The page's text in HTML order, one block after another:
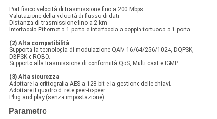
Port fisico velocità di trasmissione fino a 200 Mbps.
Valutazione della velocità di flusso di dati
Distanza di trasmissione fino a 2 km
Interfaccia Ethernet a 1 porta e interfaccia a coppia tortuosa a 1 porta
(2) Alta compatibilità
Supporta la tecnologia di modulazione QAM 16/64/256/1024, DQPSK,
DBPSK e ROBO.
Supporto alla trasmissione di conformità QoS, Multi cast e IGMP.
(3) Alta sicurezza
Adottare la crittografia AES a 128 bit e la gestione delle chiavi.
Adottare il quadro di rete peer-to-peer
Plug and play (senza impostazione)
Parametro